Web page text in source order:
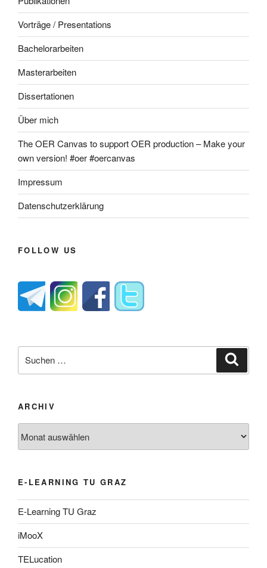
Vorträge / Presentations
Bachelorarbeiten
Masterarbeiten
Dissertationen
Über mich
The OER Canvas to support OER production – Make your
own version! #oer #oercanvas
Impressum
Datenschutzerklärung
FOLLOW US
nach:
ARCHIV
E-LEARNING TU GRAZ
E-Learning TU Graz
iMooX
TELucation